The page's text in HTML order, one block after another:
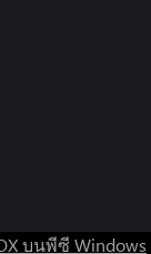
บนพีซี Windows